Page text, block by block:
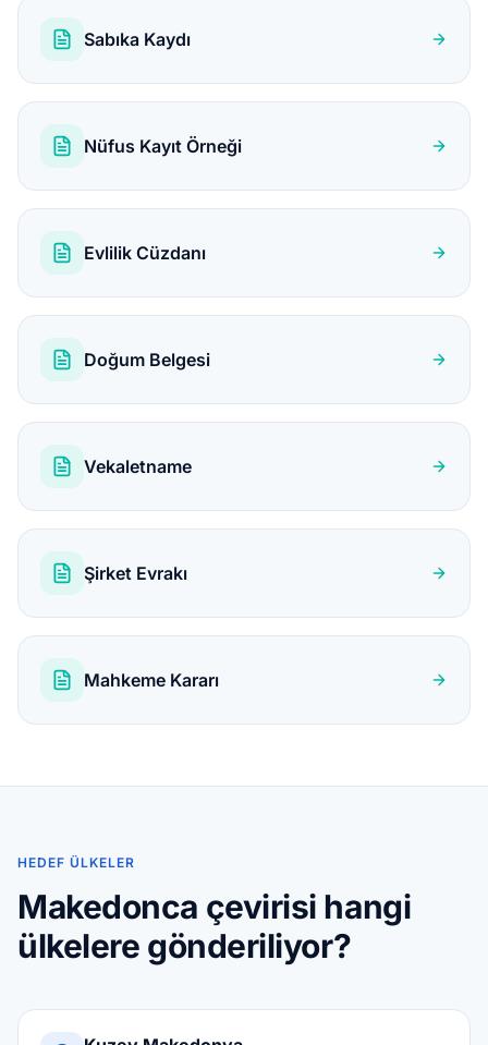
Sabıka Kaydı
Nüfus Kayıt Örneği
Evlilik Cüzdanı
Doğum Belgesi
Vekaletname
Şirket Evrakı
Mahkeme Kararı
HEDEF ÜLKELER
Makedonca çevirisi hangi
ülkelere gönderiliyor?